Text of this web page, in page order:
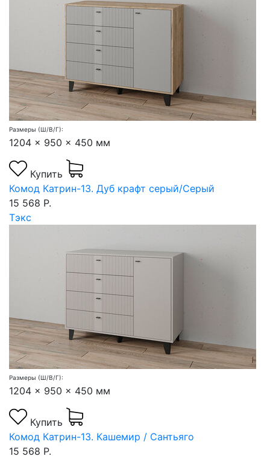
Размеры (Ш/В/Г):
1204 x 950 x 450 мм
Купить
Комод Катрин-13. Дуб крафт серый/Серый
15 568 Р.
Тэкс
Размеры (Ш/В/Г):
1204 x 950 x 450 мм
Купить
Комод Катрин-13. Кашемир / Сантьяго
15 568 Р.